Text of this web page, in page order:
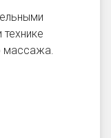
массажа.